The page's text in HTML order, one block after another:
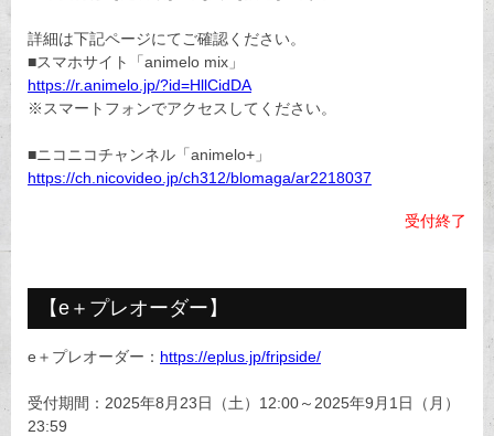
詳細は下記ページにてご確認ください。
■スマホサイト「animelo mix」
https://r.animelo.jp/?id=HllCidDA
※スマートフォンでアクセスしてください。
■ニコニコチャンネル「animelo+」
https://ch.nicovideo.jp/ch312/blomaga/ar2218037
受付終了
【e＋プレオーダー】
e＋プレオーダー： https://eplus.jp/fripside/
受付期間：2025年8月23日（土）12:00～2025年9月1日（月）
23:59